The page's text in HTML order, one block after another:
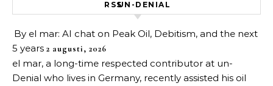
UN-DENIAL
By el mar: AI chat on Peak Oil, Debitism, and the next
5 years 2 augusti, 2026
el mar, a long-time respected contributor at un-
Denial who lives in Germany, recently assisted his oil